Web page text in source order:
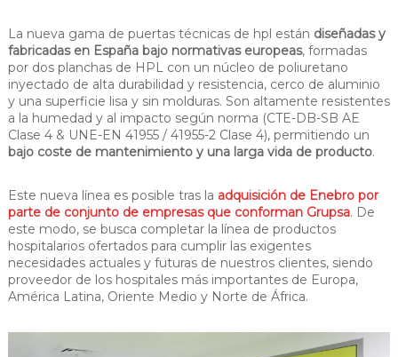
La nueva gama de puertas técnicas de hpl están diseñadas y
fabricadas en España bajo normativas europeas, formadas
por dos planchas de HPL con un núcleo de poliuretano
inyectado de alta durabilidad y resistencia, cerco de aluminio
y una superficie lisa y sin molduras. Son altamente resistentes
a la humedad y al impacto según norma (CTE-DB-SB AE
Clase 4 & UNE-EN 41955 / 41955-2 Clase 4), permitiendo un
bajo coste de mantenimiento y una larga vida de producto.
Este nueva línea es posible tras la adquisición de Enebro por
parte de conjunto de empresas que conforman Grupsa. De
este modo, se busca completar la línea de productos
hospitalarios ofertados para cumplir las exigentes
necesidades actuales y futuras de nuestros clientes, siendo
proveedor de los hospitales más importantes de Europa,
América Latina, Oriente Medio y Norte de África.